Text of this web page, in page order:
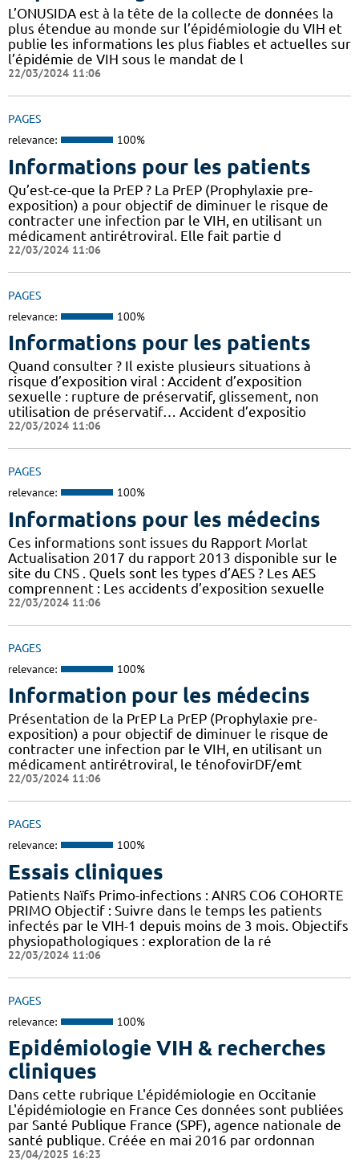
L’ONUSIDA est à la tête de la collecte de données la
plus étendue au monde sur l’épidémiologie du VIH et
publie les informations les plus fiables et actuelles sur
l’épidémie de VIH sous le mandat de l
22/03/2024 11:06
PAGES
relevance: 100%
Informations pour les patients
Qu’est-ce-que la PrEP ? La PrEP (Prophylaxie pre-
exposition) a pour objectif de diminuer le risque de
contracter une infection par le VIH, en utilisant un
médicament antirétroviral. Elle fait partie d
22/03/2024 11:06
PAGES
relevance: 100%
Informations pour les patients
Quand consulter ? Il existe plusieurs situations à
risque d’exposition viral : Accident d’exposition
sexuelle : rupture de préservatif, glissement, non
utilisation de préservatif… Accident d’expositio
22/03/2024 11:06
PAGES
relevance: 100%
Informations pour les médecins
Ces informations sont issues du Rapport Morlat
Actualisation 2017 du rapport 2013 disponible sur le
site du CNS . Quels sont les types d’AES ? Les AES
comprennent : Les accidents d’exposition sexuelle
22/03/2024 11:06
PAGES
relevance: 100%
Information pour les médecins
Présentation de la PrEP La PrEP (Prophylaxie pre-
exposition) a pour objectif de diminuer le risque de
contracter une infection par le VIH, en utilisant un
médicament antirétroviral, le ténofovirDF/emt
22/03/2024 11:06
PAGES
relevance: 100%
Essais cliniques
Patients Naïfs Primo-infections : ANRS CO6 COHORTE
PRIMO Objectif : Suivre dans le temps les patients
infectés par le VIH-1 depuis moins de 3 mois. Objectifs
physiopathologiques : exploration de la ré
22/03/2024 11:06
PAGES
relevance: 100%
Epidémiologie VIH & recherches
cliniques
Dans cette rubrique L'épidémiologie en Occitanie
L'épidémiologie en France Ces données sont publiées
par Santé Publique France (SPF), agence nationale de
santé publique. Créée en mai 2016 par ordonnan
23/04/2025 16:23